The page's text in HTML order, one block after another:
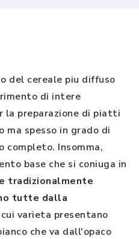
del cereale piu diffuso
di intere
la preparazione di piatti
ma spesso in grado di
completo. Insomma,
base che si coniuga in
tradizionalmente
tutte dalla
varieta presentano
che va dall'opaco